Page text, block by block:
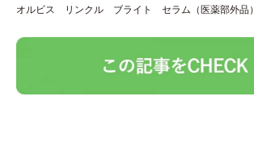
オルビス リンクル ブライト セラム（医薬部外品）